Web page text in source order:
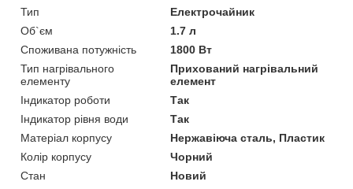
Тип
Електрочайник
Об`єм
1.7 л
Споживана потужність
1800 Вт
Тип нагрівального
елементу
Прихований нагрівальний
елемент
Індикатор роботи
Так
Індикатор рівня води
Так
Матеріал корпусу
Нержавіюча сталь, Пластик
Колір корпусу
Чорний
Стан
Новий